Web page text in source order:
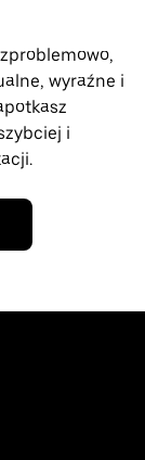
wyraźne i
i